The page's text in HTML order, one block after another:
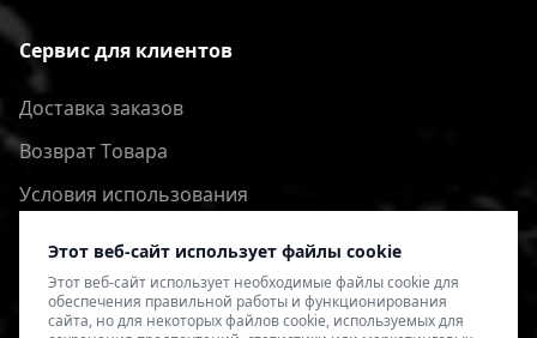
Этот веб-сайт использует файлы cookie
Этот веб-сайт использует необходимые файлы cookie для
обеспечения правильной работы и функционирования
сайта, но для некоторых файлов cookie, используемых для
Сервис для клиентов
Доставка заказов
Bозврат Tовара
Условия использования
Политика конфиденциальности